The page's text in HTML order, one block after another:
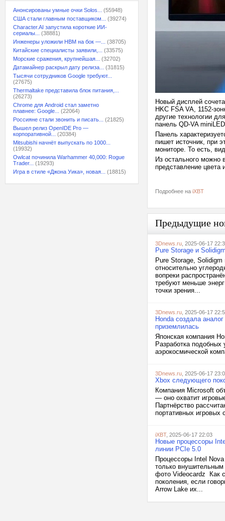
Анонсированы умные очки Solos...
(55948)
США стали главным поставщиком...
(39274)
Character.AI запустила короткие ИИ-
сериалы...
(38881)
Инженеры уложили HBM на бок —...
(38705)
Китайские специалисты заявили,...
(33575)
Морские сражения, крупнейшая...
(32702)
Датамайнер раскрыл дату релиза...
(31815)
Тысячи сотрудников Google требуют...
(27675)
Thermaltake представила блок питания,...
(26273)
Chrome для Android стал заметно
плавнее: Google...
(22064)
Россияне стали звонить и писать...
(21825)
Вышел релиз OpenIDE Pro —
корпоративной...
(20384)
Mitsubishi начнёт выпускать по 1000...
(19932)
Owlcat починила Warhammer 40,000: Rogue
Trader...
(19293)
Игра в стиле «Джона Уика», новая...
(18815)
Новый дисплей
HKC FSA VA, 1152-
другие технологии
панель QD-VA
Панель
пишет источник, при
мониторе. То есть,
Из остального можно
представление цвета
Подробнее на iXBT
Предыдущие
3Dnews.ru , 2025-06-17
Pure Storage и
Pure Storage,
относительно
вопреки
требуют меньше
точки зрения...
3Dnews.ru , 2025-06-17
Honda создала
приземлилась
Японская компания
Разработка подобных
аэрокосмической
3Dnews.ru , 2025-06-17
Xbox следующего
Компания Microsoft
— оно охватит
Партнёрство
портативных игровых
iXBT, 2025-06-17 22:03
Новые процессоры
линии PCIe 5.0
Процессоры Intel
только
фото Videocardz Как
поколения, если
Arrow Lake их...